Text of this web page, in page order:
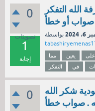
0
تصويتات
1
إجابة
الله التفكر
صواب أو خطأ
بواسطة
مما يعين على
التفكر
في
0
شكر الله
. صواب خطأ